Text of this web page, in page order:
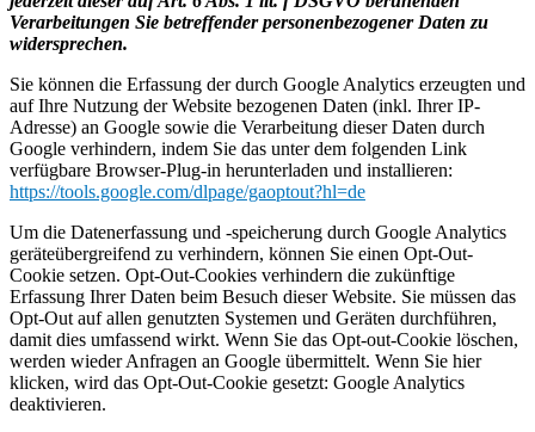
Verarbeitungen Sie betreffender personenbezogener Daten zu
widersprechen.
Sie können die Erfassung der durch Google Analytics erzeugten und
auf Ihre Nutzung der Website bezogenen Daten (inkl. Ihrer IP-
Adresse) an Google sowie die Verarbeitung dieser Daten durch
Google verhindern, indem Sie das unter dem folgenden Link
verfügbare Browser-Plug-in herunterladen und installieren:
https://tools.google.com/dlpage/gaoptout?hl=de
Um die Datenerfassung und -speicherung durch Google Analytics
geräteübergreifend zu verhindern, können Sie einen Opt-Out-
Cookie setzen. Opt-Out-Cookies verhindern die zukünftige
Erfassung Ihrer Daten beim Besuch dieser Website. Sie müssen das
Opt-Out auf allen genutzten Systemen und Geräten durchführen,
damit dies umfassend wirkt. Wenn Sie das Opt-out-Cookie löschen,
werden wieder Anfragen an Google übermittelt. Wenn Sie hier
klicken, wird das Opt-Out-Cookie gesetzt: Google Analytics
deaktivieren.